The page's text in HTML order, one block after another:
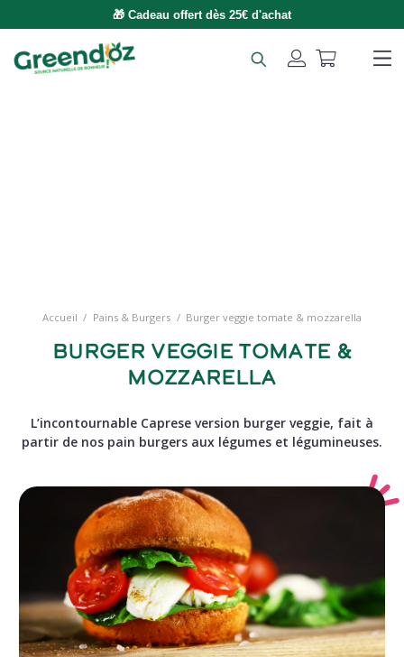
🎁 Cadeau offert dès 25€ d'achat
Accueil / Pains & Burgers / Burger veggie tomate & mozzarella
Burger veggie tomate &
mozzarella
L’incontournable Caprese version burger veggie, fait à
partir de nos pain burgers aux légumes et légumineuses.